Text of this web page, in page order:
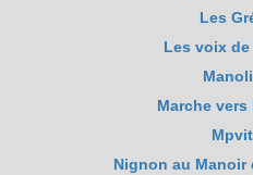
Les
Les voix
Marche vers
Nignon au Manoir